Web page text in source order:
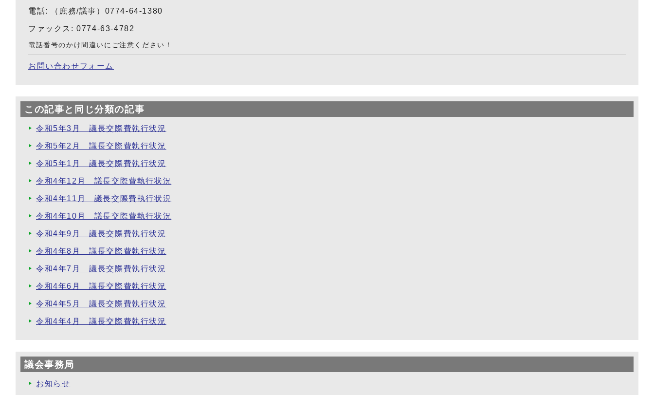
電話: （庶務/議事）0774-64-1380
ファックス: 0774-63-4782
電話番号のかけ間違いにご注意ください！
お問い合わせフォーム
この記事と同じ分類の記事
令和5年3月 議長交際費執行状況
令和5年2月 議長交際費執行状況
令和5年1月 議長交際費執行状況
令和4年12月 議長交際費執行状況
令和4年11月 議長交際費執行状況
令和4年10月 議長交際費執行状況
令和4年9月 議長交際費執行状況
令和4年8月 議長交際費執行状況
令和4年7月 議長交際費執行状況
令和4年6月 議長交際費執行状況
令和4年5月 議長交際費執行状況
令和4年4月 議長交際費執行状況
議会事務局
お知らせ